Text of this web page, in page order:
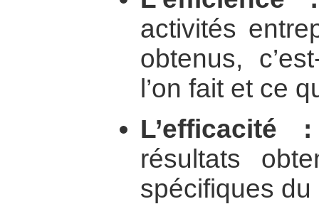
activités
obtenus,
l’on fait et ce
L’efficacité :
résultats
spécifiques du